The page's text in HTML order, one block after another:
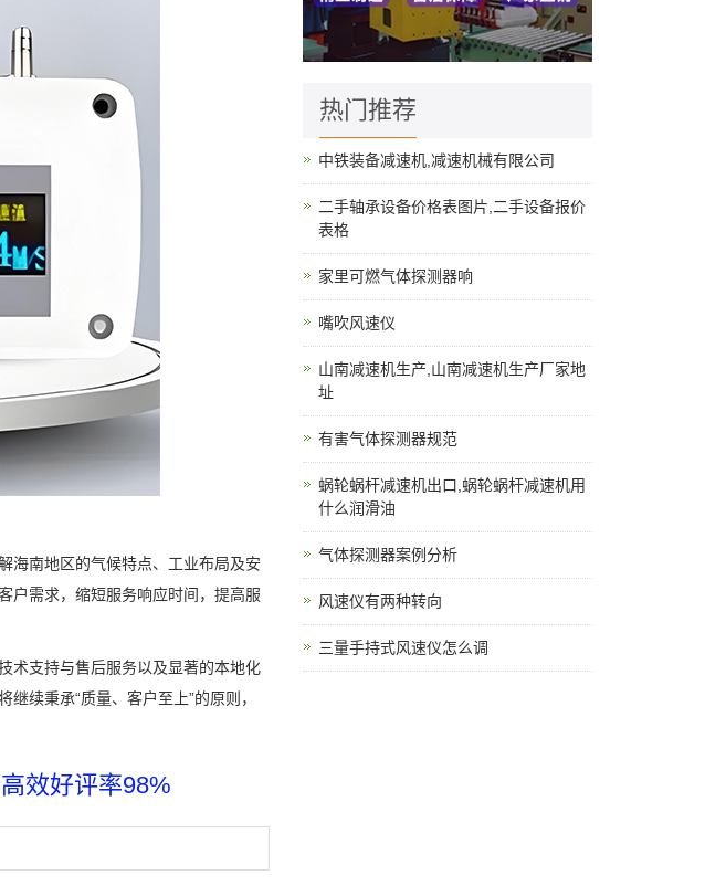
海南地区的气候特点、工业布局及安
户需求，缩短服务响应时间，提高服
术支持与售后服务以及显著的本地化
续秉承“质量、客户至上”的原则，
效好评率98%
热门推荐
中铁装备减速机,减速机械有限公司
二手轴承设备价格表图片,二手设备报价
表格
家里可燃气体探测器响
嘴吹风速仪
山南减速机生产,山南减速机生产厂家地
址
有害气体探测器规范
蜗轮蜗杆减速机出口,蜗轮蜗杆减速机用
什么润滑油
气体探测器案例分析
风速仪有两种转向
三量手持式风速仪怎么调